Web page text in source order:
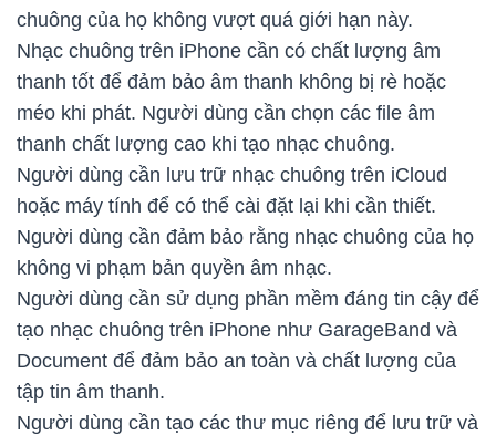
chuông của họ không vượt quá giới hạn này.
Nhạc chuông trên iPhone cần có chất lượng âm
thanh tốt để đảm bảo âm thanh không bị rè hoặc
méo khi phát. Người dùng cần chọn các file âm
thanh chất lượng cao khi tạo nhạc chuông.
Người dùng cần lưu trữ nhạc chuông trên iCloud
hoặc máy tính để có thể cài đặt lại khi cần thiết.
Người dùng cần đảm bảo rằng nhạc chuông của họ
không vi phạm bản quyền âm nhạc.
Người dùng cần sử dụng phần mềm đáng tin cậy để
tạo nhạc chuông trên iPhone như GarageBand và
Document để đảm bảo an toàn và chất lượng của
tập tin âm thanh.
Người dùng cần tạo các thư mục riêng để lưu trữ và